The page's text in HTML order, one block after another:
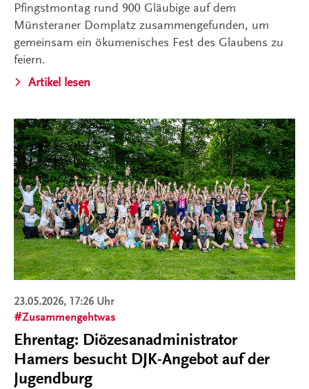
Pfingstmontag rund 900 Gläubige auf dem
Münsteraner Domplatz zusammengefunden, um
gemeinsam ein ökumenisches Fest des Glaubens zu
feiern.
Artikel lesen
23.05.2026, 17:26 Uhr
Zusammengehtwas
Ehrentag: Diözesanadministrator
Hamers besucht DJK-Angebot auf der
Jugendburg